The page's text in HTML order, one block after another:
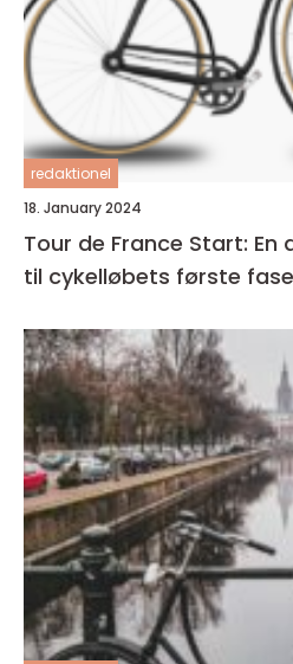
redaktionel
18. January 2024
Tour de France Start:
til cykelløbets første fase